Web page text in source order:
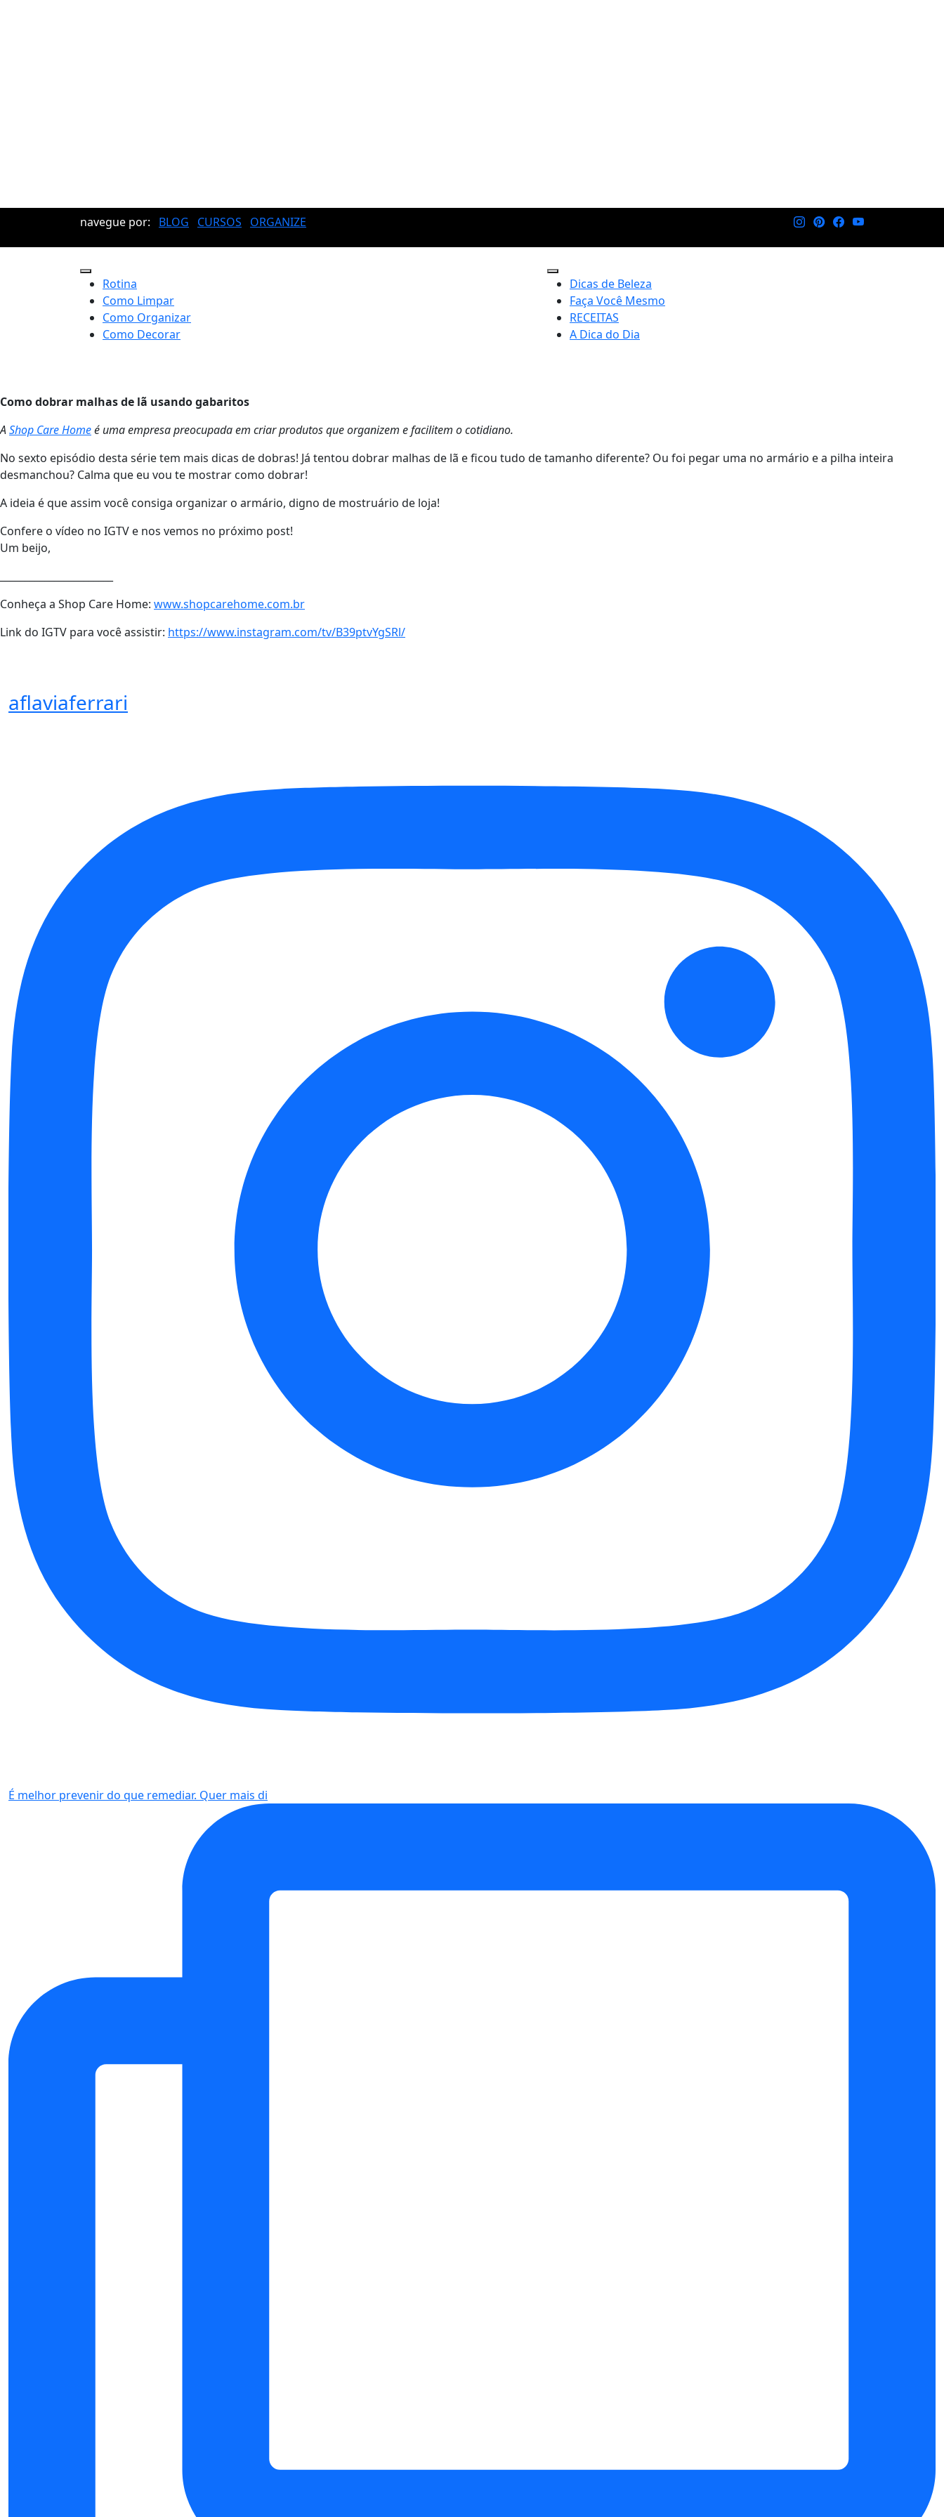
navegue por: BLOG CURSOS ORGANIZE
Rotina
Como Limpar
Como Organizar
Como Decorar
Dicas de Beleza
Faça Você Mesmo
RECEITAS
A Dica do Dia
Como dobrar malhas de lã usando gabaritos
AShop Care Homeé uma empresa preocupada em criar produtos que organizem e facilitem o cotidiano.
No sexto episódio desta série tem mais dicas de dobras! Já tentou dobrar malhas de lã e ficou tudo de tamanho diferente? Ou foi pegar uma no armário e a pilha inteira
desmanchou? Calma que eu vou te mostrar como dobrar!
A ideia é que assim você consiga organizar o armário, digno de mostruário de loja!
Confere o vídeo no IGTV e nos vemos no próximo post!
Um beijo,
Conheça a Shop Care Home: www.shopcarehome.com.br
Link do IGTV para você assistir: https://www.instagram.com/tv/B39ptvYgSRl/
aflaviaferrari
É melhor prevenir do que remediar. Quer mais di